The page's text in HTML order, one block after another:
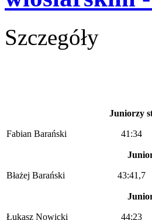
Szczegóły
Juniorzy
Fabian Barański 41:34
Błażej Barański 43:41,7
Łukasz Nowicki 44:23